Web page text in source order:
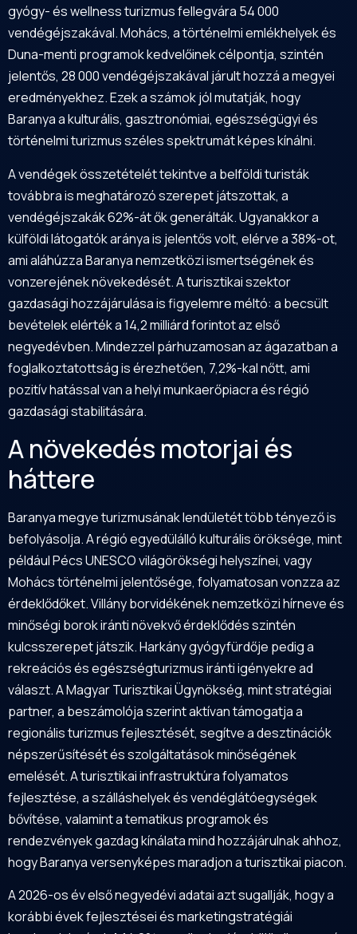
gyógy- és wellness turizmus fellegvára 54 000
vendégéjszakával. Mohács, a történelmi emlékhelyek és
Duna-menti programok kedvelőinek célpontja, szintén
jelentős, 28 000 vendégéjszakával járult hozzá a megyei
eredményekhez. Ezek a számok jól mutatják, hogy
Baranya a kulturális, gasztronómiai, egészségügyi és
történelmi turizmus széles spektrumát képes kínálni.
A vendégek összetételét tekintve a belföldi turisták
továbbra is meghatározó szerepet játszottak, a
vendégéjszakák 62%-át ők generálták. Ugyanakkor a
külföldi látogatók aránya is jelentős volt, elérve a 38%-ot,
ami aláhúzza Baranya nemzetközi ismertségének és
vonzerejének növekedését. A turisztikai szektor
gazdasági hozzájárulása is figyelemre méltó: a becsült
bevételek elérték a 14,2 milliárd forintot az első
negyedévben. Mindezzel párhuzamosan az ágazatban a
foglalkoztatottság is érezhetően, 7,2%-kal nőtt, ami
pozitív hatással van a helyi munkaerőpiacra és régió
gazdasági stabilitására.
A növekedés motorjai és
háttere
Baranya megye turizmusának lendületét több tényező is
befolyásolja. A régió egyedülálló kulturális öröksége, mint
például Pécs UNESCO világörökségi helyszínei, vagy
Mohács történelmi jelentősége, folyamatosan vonzza az
érdeklődőket. Villány borvidékének nemzetközi hírneve és
minőségi borok iránti növekvő érdeklődés szintén
kulcsszerepet játszik. Harkány gyógyfürdője pedig a
rekreációs és egészségturizmus iránti igényekre ad
választ. A Magyar Turisztikai Ügynökség, mint stratégiai
partner, a beszámolója szerint aktívan támogatja a
regionális turizmus fejlesztését, segítve a desztinációk
népszerűsítését és szolgáltatások minőségének
emelését. A turisztikai infrastruktúra folyamatos
fejlesztése, a szálláshelyek és vendéglátóegységek
bővítése, valamint a tematikus programok és
rendezvények gazdag kínálata mind hozzájárulnak ahhoz,
hogy Baranya versenyképes maradjon a turisztikai piacon.
A 2026-os év első negyedévi adatai azt sugallják, hogy a
korábbi évek fejlesztései és marketingstratégiái